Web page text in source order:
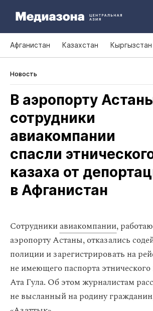
Афганистан Казахстан Кыргызстан
Новость
В аэропорту
сотрудники
авиакомпании
спасли
казаха от
в Афганистан
Сотрудникиавиакомпании,
аэропорту Астаны, отказались
полиции и зарегистрировать на
не имеющего паспорта
Ата Гула. Об этом журналистам
не высланный на родину